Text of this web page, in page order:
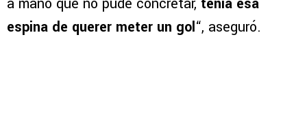
espina de querer meter un gol“, aseguró.